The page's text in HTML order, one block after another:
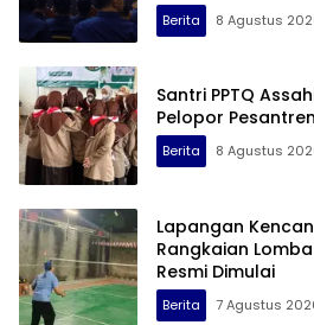
Berita 8 Agustus
Santri PPTQ
Pelopor
Berita 8 Agustus
Lapangan
Rangkaian Lomba
Resmi Dimulai
Berita 7 Agustus